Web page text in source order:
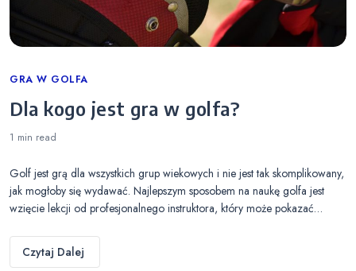
Categories
GRA W GOLFA
Dla kogo jest gra w golfa?
1 min read
Golf jest grą dla wszystkich grup wiekowych i nie jest tak skomplikowany,
jak mogłoby się wydawać. Najlepszym sposobem na naukę golfa jest
wzięcie lekcji od profesjonalnego instruktora, który może pokazać…
Czytaj Dalej